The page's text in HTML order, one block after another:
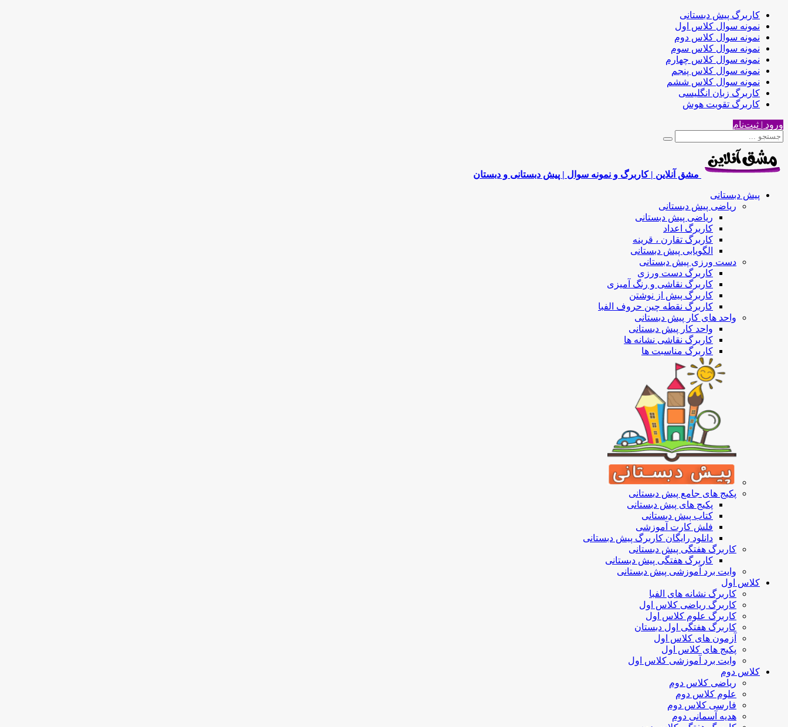
کاربرگ پیش دبستانی
نمونه سوال کلاس اول
نمونه سوال کلاس دوم
نمونه سوال کلاس سوم
نمونه سوال کلاس چهارم
نمونه سوال کلاس پنجم
نمونه سوال کلاس ششم
کاربرگ زبان انگلیسی
کاربرگ تقویت هوش
ورود | ثبت‌نام
مشق آنلاین | کاربرگ و نمونه سوال | پیش دبستانی و دبستان
پیش دبستانی
ریاضی پیش دبستانی
ریاضی پیش دبستانی
کاربرگ اعداد
کاربرگ تقارن ، قرینه
الگویابی پیش دبستانی
دست ورزی پیش دبستانی
کاربرگ دست ورزی
کاربرگ نقاشی و رنگ آمیزی
کاربرگ پیش از نوشتن
کاربرگ نقطه چین حروف الفبا
واحد های کار پیش دبستانی
واحد کار پیش دبستانی
کاربرگ نقاشی نشانه ها
کاربرگ مناسبت ها
پکیج های جامع پیش دبستانی
پکیج های پیش دبستانی
کتاب پیش دبستانی
فلش کارت آموزشی
دانلود رایگان کاربرگ پیش دبستانی
کاربرگ هفتگی پیش دبستانی
کاربرگ هفتگی پیش دبستانی
وایت برد آموزشی پیش دبستانی
کلاس اول
کاربرگ نشانه های الفبا
کاربرگ ریاضی کلاس اول
کاربرگ علوم کلاس اول
کاربرگ هفتگی اول دبستان
آزمون های کلاس اول
پکیج های کلاس اول
وایت برد آموزشی کلاس اول
کلاس دوم
ریاضی کلاس دوم
علوم کلاس دوم
فارسی کلاس دوم
هدیه آسمانی دوم